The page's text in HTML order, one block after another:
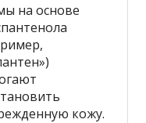
на основе
кожу.